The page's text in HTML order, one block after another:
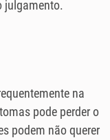
julgamento.
na
pode perder o
podem não querer